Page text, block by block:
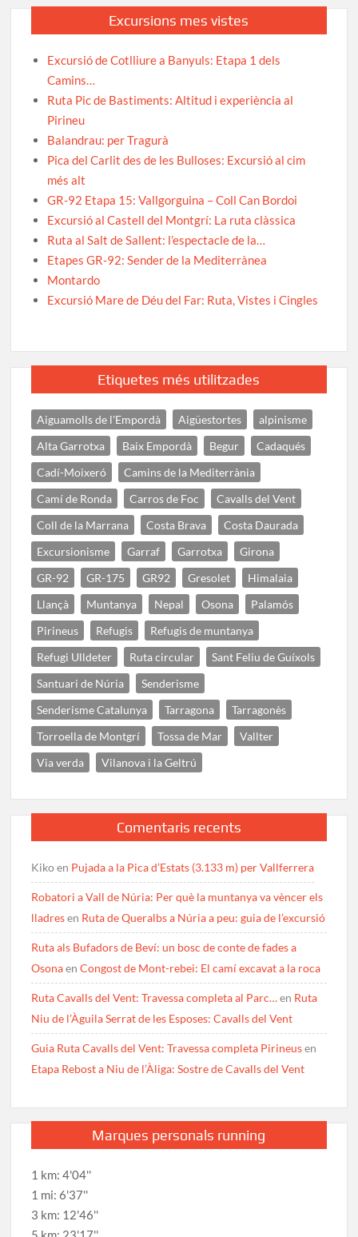
Excursions mes vistes
Excursió de Cotlliure a Banyuls: Etapa 1 dels
Camins…
Ruta Pic de Bastiments: Altitud i experiència al
Pirineu
Balandrau: per Tragurà
Pica del Carlit des de les Bulloses: Excursió al cim
més alt
GR-92 Etapa 15: Vallgorguina – Coll Can Bordoi
Excursió al Castell del Montgrí: La ruta clàssica
Ruta al Salt de Sallent: l’espectacle de la…
Etapes GR-92: Sender de la Mediterrànea
Montardo
Excursió Mare de Déu del Far: Ruta, Vistes i Cingles
Etiquetes més utilitzades
Aiguamolls de l'Empordà Aigüestortes
alpinisme
Alta Garrotxa
Baix Empordà Begur
Cadaqués
Cadí-Moixeró
Camins de la Mediterrània
Camí de Ronda
Carros de Foc
Cavalls del Vent
Coll de la Marrana
Costa Brava
Costa Daurada
Excursionisme
Garraf Garrotxa
Girona
GR-92
GR-175 GR92 Gresolet
Himalaia
Llançà
Muntanya Nepal Osona
Palamós
Pirineus
Refugis
Refugis de muntanya
Refugi Ulldeter
Ruta circular
Sant Feliu de Guíxols
Santuari de Núria
Senderisme
Senderisme Catalunya
Tarragona
Tarragonès
Torroella de Montgrí
Tossa de Mar
Vallter
Via verda
Vilanova i la Geltrú
Comentaris recents
Kikoen Pujada a la Pica d’Estats (3.133 m) per Vallferrera
Robatori a Vall de Núria: Per què la muntanya va vèncer els
lladresen Ruta de Queralbs a Núria a peu: guia de l’excursió
Ruta als Bufadors de Beví: un bosc de conte de fades a
OsonaenCongost de Mont-rebei: El camí excavat a la roca
Ruta Cavalls del Vent: Travessa completa al Parc…en Ruta
Niu de l’Àguila Serrat de les Esposes: Cavalls del Vent
Guia Ruta Cavalls del Vent: Travessa completa Pirineusen
Etapa Rebost a Niu de l’Àliga: Sostre de Cavalls del Vent
Marques personals running
1 km: 4'04''
1 mi: 6'37''
3 km: 12'46''